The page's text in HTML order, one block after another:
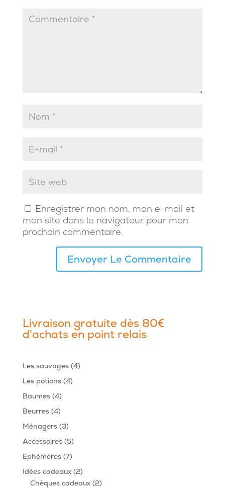
Enregistrer mon nom, mon e-mail et
mon site dans le navigateur pour mon
prochain commentaire.
Livraison gratuite dès 80€
d'achats en point relais
Les sauvages 44
Les potions 44
Baumes 44
produits
Beurres 44
produits
Ménagers 33
produits
Accessoires 55
produits
Ephémères 77
produits
Idées cadeaux 22
produits
Chèques cadeaux 22